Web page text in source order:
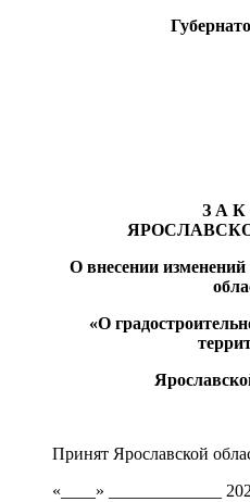
З А
О внесении
«О
Принят Ярославской
«____» _____________